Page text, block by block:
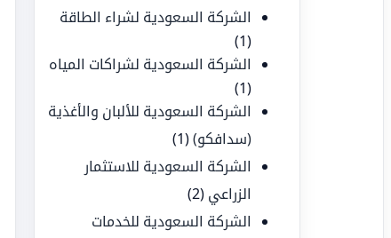
الشركة السعودية لشراء الطاقة
(1)
الشركة السعودية لشراكات المياه
(1)
الشركة السعودية للألبان والأغذية
(سدافكو)(1)
الشركة السعودية للاستثمار
الزراعي (2)
الشركة السعودية للخدمات